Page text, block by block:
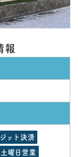
報
ット決済
土曜日営業